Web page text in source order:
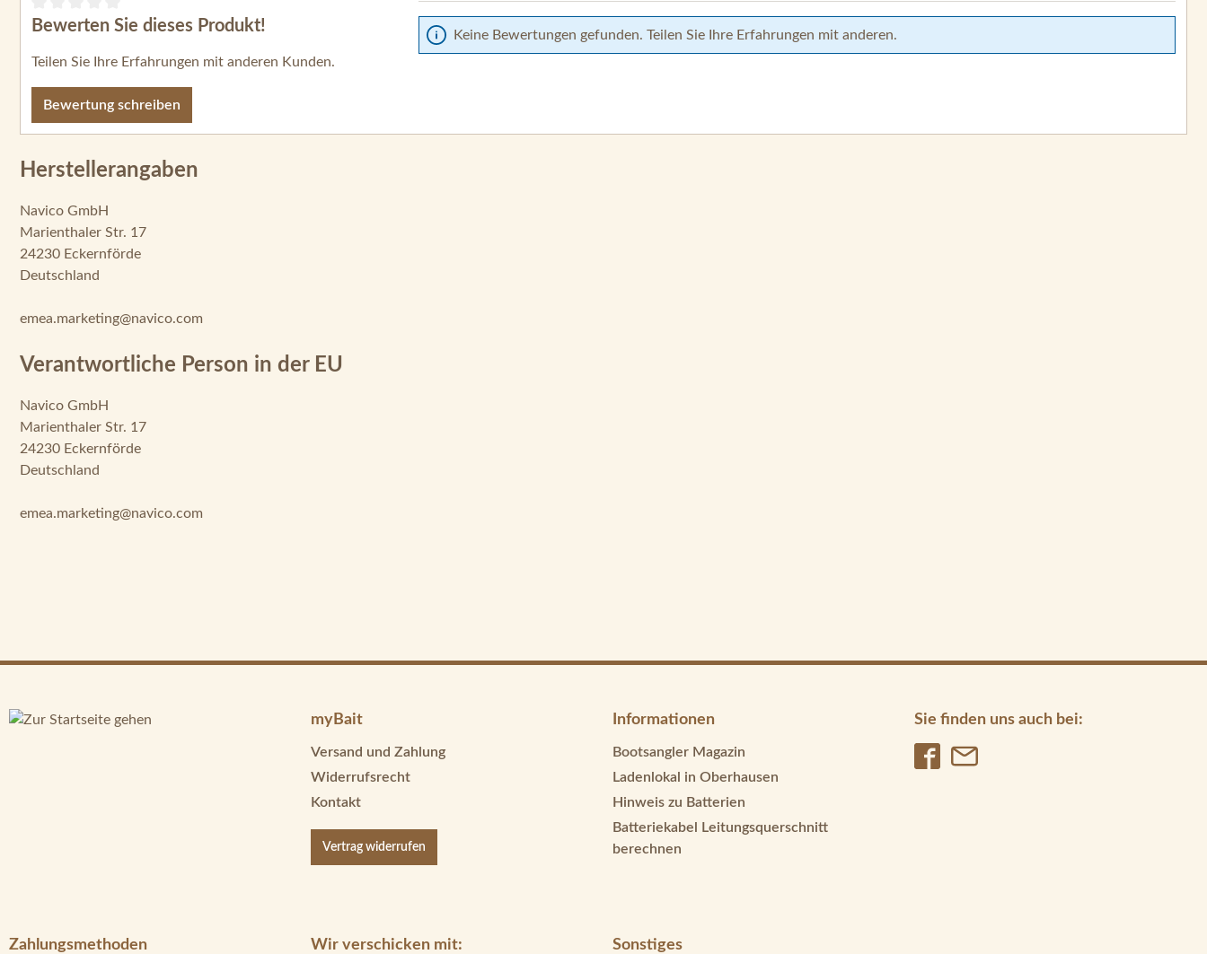
Durchschnittliche Bewertung von 0 von 5 Sternen
Bewerten Sie dieses Produkt!
Teilen Sie Ihre Erfahrungen mit anderen Kunden.
Bewertung schreiben
Keine Bewertungen gefunden. Teilen Sie Ihre Erfahrungen mit anderen.
Herstellerangaben
Navico GmbH
Marienthaler Str. 17
24230 Eckernförde
Deutschland
emea.marketing@navico.com
Verantwortliche Person in der EU
Navico GmbH
Marienthaler Str. 17
24230 Eckernförde
Deutschland
emea.marketing@navico.com
myBait
Versand und Zahlung
Widerrufsrecht
Kontakt
Vertrag widerrufen
Informationen
Bootsangler Magazin
Ladenlokal in Oberhausen
Hinweis zu Batterien
Batteriekabel Leitungsquerschnitt
berechnen
Sie finden uns auch bei:
Zahlungsmethoden Wir verschicken mit: Sonstiges